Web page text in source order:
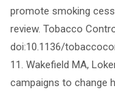
promote smoking
review. Tobacco
doi:10.1136/
11. Wakefield MA,
campaigns to change